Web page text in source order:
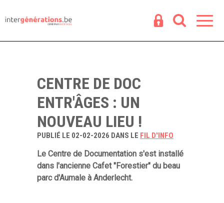
CENTRE DE DOC
ENTR'ÂGES : UN
NOUVEAU LIEU !
PUBLIÉ LE 02-02-2026 DANS LE FIL D'INFO
Le Centre de Documentation s'est installé
dans l'ancienne Cafet "Forestier" du beau
parc d'Aumale à Anderlecht.